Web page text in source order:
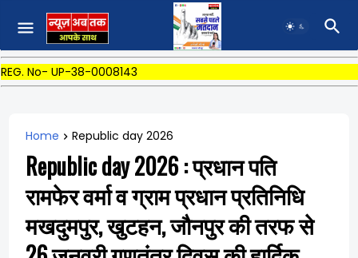
REG. No- UP-38-0008143
Home Republic day 2026
Republic day 2026 : प्रधान पति
रामफेर वर्मा व ग्राम प्रधान प्रतिनिधि
मखदुमपुर, खुटहन, जौनपुर की तरफ से